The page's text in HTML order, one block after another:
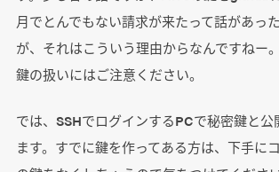
月でとんでもない請求が来たって話があっ
が、それはこういう理由からなんですねー
鍵の扱いにはご注意ください。
では、SSHでログインするPCで秘密鍵と公
ます。すでに鍵を作ってある方は、下手に